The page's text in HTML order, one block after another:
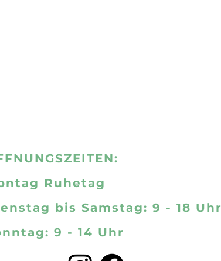
Ruhetag
bis Samstag: 9 - 18 Uhr
9 - 14 Uhr